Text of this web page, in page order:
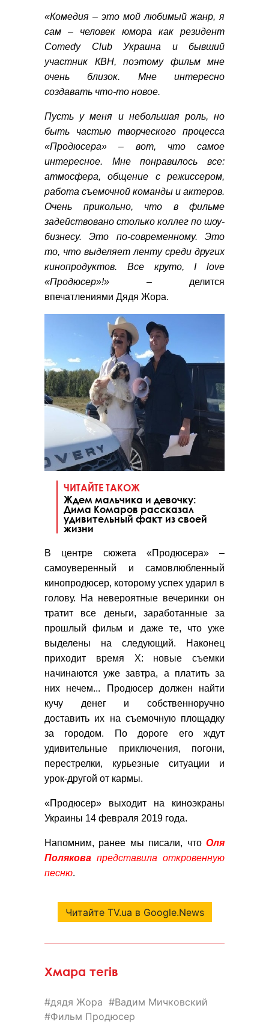
«Комедия – это мой любимый жанр, я
сам – человек юмора как резидент
Comedy Club Украина и бывший
участник КВН, поэтому фильм мне
очень близок. Мне интересно
создавать что-то новое.
Пусть у меня и небольшая роль, но
быть частью творческого процесса
«Продюсера» – вот, что самое
интересное. Мне понравилось все:
атмосфера, общение с режиссером,
работа съемочной команды и актеров.
Очень прикольно, что в фильме
задействовано столько коллег по шоу-
бизнесу. Это по-современному. Это
то, что выделяет ленту среди других
кинопродуктов. Все круто, I love
«Продюсер»!» – делится
впечатлениями Дядя Жора.
ЧИТАЙТЕ ТАКОЖ
Ждем мальчика и девочку:
Дима Комаров рассказал
удивительный факт из своей
жизни
В центре сюжета «Продюсера» –
самоуверенный и самовлюбленный
кинопродюсер, которому успех ударил в
голову. На невероятные вечеринки он
тратит все деньги, заработанные за
прошлый фильм и даже те, что уже
выделены на следующий. Наконец
приходит время Х: новые съемки
начинаются уже завтра, а платить за
них нечем... Продюсер должен найти
кучу денег и собственноручно
доставить их на съемочную площадку
за городом. По дороге его ждут
удивительные приключения, погони,
перестрелки, курьезные ситуации и
урок-другой от кармы.
«Продюсер» выходит на киноэкраны
Украины 14 февраля 2019 года.
Напомним, ранее мы писали, что Оля
Полякова представила откровенную
песню.
Читайте TV.ua в Google.News
Хмара тегів
дядя Жора
Вадим Мичковский
Фильм Продюсер